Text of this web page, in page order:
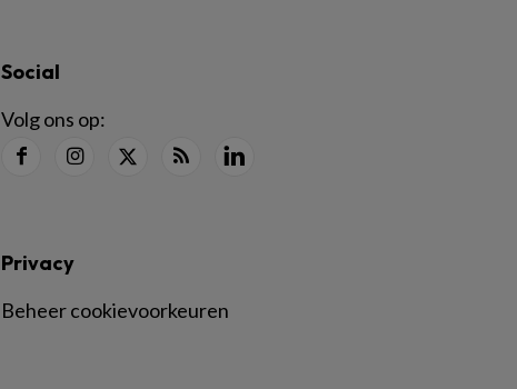
Social
Volg ons op:
Privacy
Beheer cookievoorkeuren